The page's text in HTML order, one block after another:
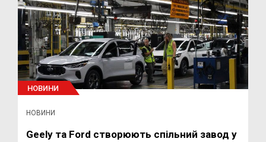
НОВИНИ
НОВИНИ
Geely та Ford створюють спільний завод у